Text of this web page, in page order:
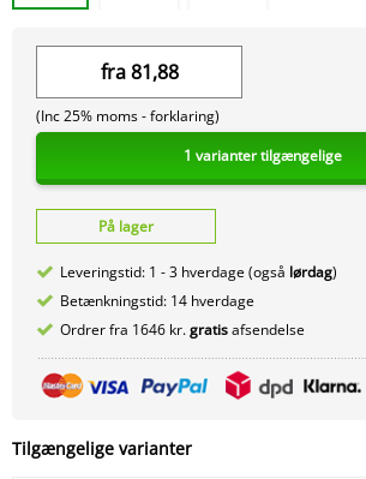
fra81,88
(Inc 25% moms -forklaring)
1 varianter tilgængelige
På lager
Leveringstid: 1 - 3 hverdage (også lørdag)
Betænkningstid: 14 hverdage
Ordrer fra 1646 kr.gratisafsendelse
Tilgængelige varianter